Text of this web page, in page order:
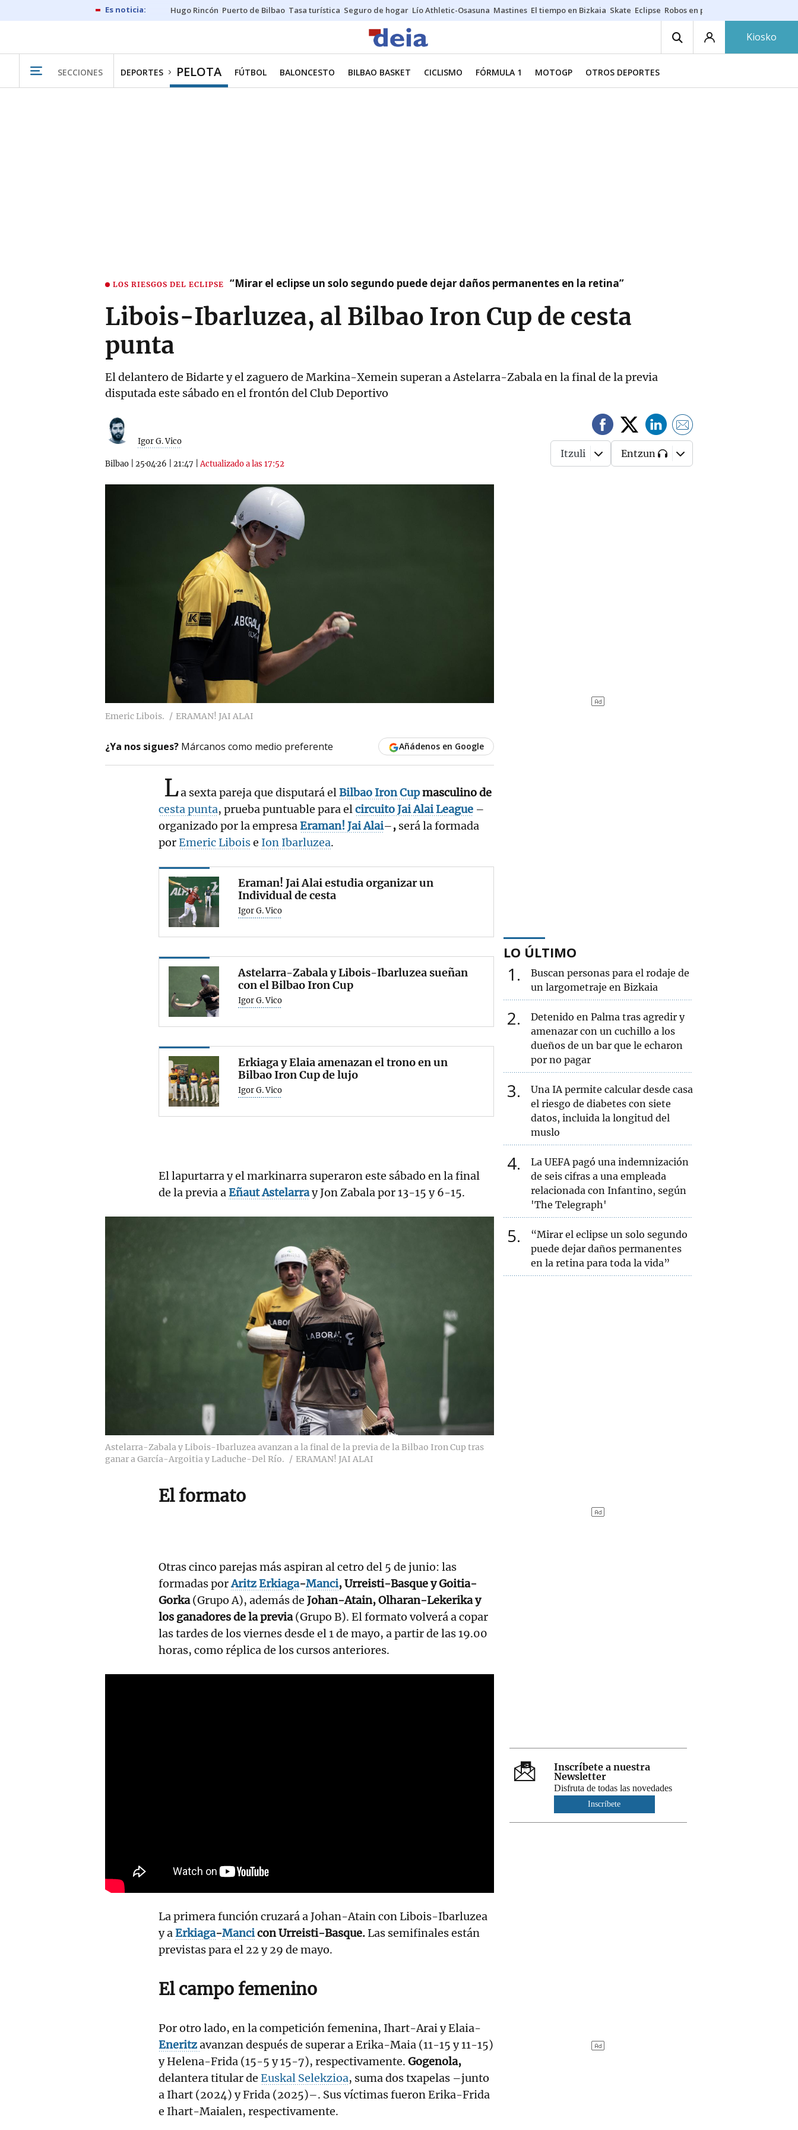
Hugo Rincón Puerto de Bilbao Tasa turística Seguro de hogar Lío Athletic-Osasuna Mastines El tiempo en Bizkaia Skate Eclipse Robos en playas
Kiosko
SECCIONES DEPORTES PELOTA FÚTBOL BALONCESTO BILBAO BASKET CICLISMO FÓRMULA 1 MOTOGP OTROS DEPORTES
LOS RIESGOS DEL ECLIPSE “Mirar el eclipse un solo segundo puede dejar daños permanentes en la retina”
Libois-Ibarluzea, al Bilbao Iron Cup de cesta
punta
El delantero de Bidarte y el zaguero de Markina-Xemein superan a Astelarra-Zabala en la final de la previa
disputada este sábado en el frontón del Club Deportivo
Igor G. Vico
Bilbao 25·04·26 21:47 |Actualizado a las 17:52
Itzuli Entzun
Emeric Libois. ERAMAN! JAI ALAI
¿Ya nos sigues? Márcanos como medio preferente Añádenos en Google
La sexta pareja que disputará elBilbao Iron Cupmasculino de
cesta punta, prueba puntuable para elcircuitoJai Alai League –
organizado por la empresaEraman! Jai Alai–, será la formada
porEmeric Liboise Ion Ibarluzea.
Eraman! Jai Alai estudia organizar un
Individual de cesta
Igor G. Vico
Astelarra-Zabala y Libois-Ibarluzea sueñan
con el Bilbao Iron Cup
Igor G. Vico
Erkiaga y Elaia amenazan el trono en un
Bilbao Iron Cup de lujo
Igor G. Vico
El lapurtarra y el markinarra superaron este sábado en la final
de la previa aEñaut Astelarray Jon Zabala por 13-15 y 6-15.
Astelarra-Zabala y Libois-Ibarluzea avanzan a la final de la previa de la Bilbao Iron Cup tras
ganar a García-Argoitia y Laduche-Del Río.
ERAMAN! JAI ALAI
El formato
Otras cinco parejas más aspiran al cetro del 5 de junio: las
formadas porAritz Erkiaga-Manci, Urreisti-Basque y Goitia-
Gorka(Grupo A), además de Johan-Atain, Olharan-Lekerika y
los ganadores de la previa(Grupo B). El formato volverá a copar
las tardes de los viernes desde el 1 de mayo, a partir de las 19.00
horas, como réplica de los cursos anteriores.
La primera función cruzará a Johan-Atain con Libois-Ibarluzea
y aErkiaga-Mancicon Urreisti-Basque.Las semifinales están
previstas para el 22 y 29 de mayo.
El campo femenino
Por otro lado, en la competición femenina, Ihart-Arai y Elaia-
Eneritzavanzan después de superar a Erika-Maia (11-15 y 11-15)
y Helena-Frida (15-5 y 15-7), respectivamente. Gogenola,
delantera titular de Euskal Selekzioa, suma dos txapelas –junto
a Ihart (2024) y Frida (2025)–. Sus víctimas fueron Erika-Frida
e Ihart-Maialen, respectivamente.
LO ÚLTIMO
1
Buscan personas para el rodaje de
un largometraje en Bizkaia
2
Detenido en Palma tras agredir y
amenazar con un cuchillo a los
dueños de un bar que le echaron
por no pagar
3
Una IA permite calcular desde casa
el riesgo de diabetes con siete
datos, incluida la longitud del
muslo
4
La UEFA pagó una indemnización
de seis cifras a una empleada
relacionada con Infantino, según
'The Telegraph'
5
“Mirar el eclipse un solo segundo
puede dejar daños permanentes
en la retina para toda la vida”
Inscríbete a nuestra
Newsletter
Disfruta de todas las novedades
Inscríbete